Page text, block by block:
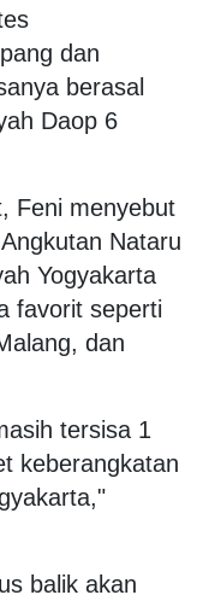
dan
berasal
Daop 6
Feni menyebut
Nataru
Yogyakarta
favorit seperti
dan
tersisa 1
keberangkatan
balik akan